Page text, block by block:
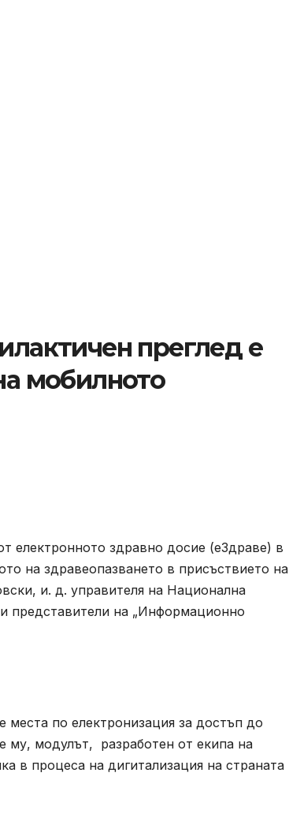
преглед е
мобилното
електронното здравно досие (еЗдраве) в
на здравеопазването в присъствието на
и. д. управителя на Национална
представители на „Информационно
места по електронизация за достъп до
му, модулът, разработен от екипа на
в процеса на дигитализация на страната